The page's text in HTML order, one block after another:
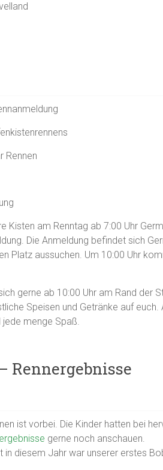
Rennen
Kisten am Renntag ab 7:00 Uhr
Die Anmeldung befindet sich
Platz aussuchen. Um 10:00 Uhr
gerne ab 10:00 Uhr am Rand der
Speisen und Getränke auf
jede menge Spaß.
Rennergebnisse
ist vorbei. Die Kinder hatten bei
gerne noch anschauen.
in diesem Jahr war unserer erstes